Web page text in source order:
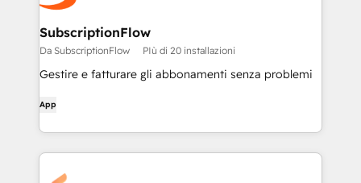
SubscriptionFlow
Da SubscriptionFlow PIù di 20 installazioni
Gestire e fatturare gli abbonamenti senza problemi
App